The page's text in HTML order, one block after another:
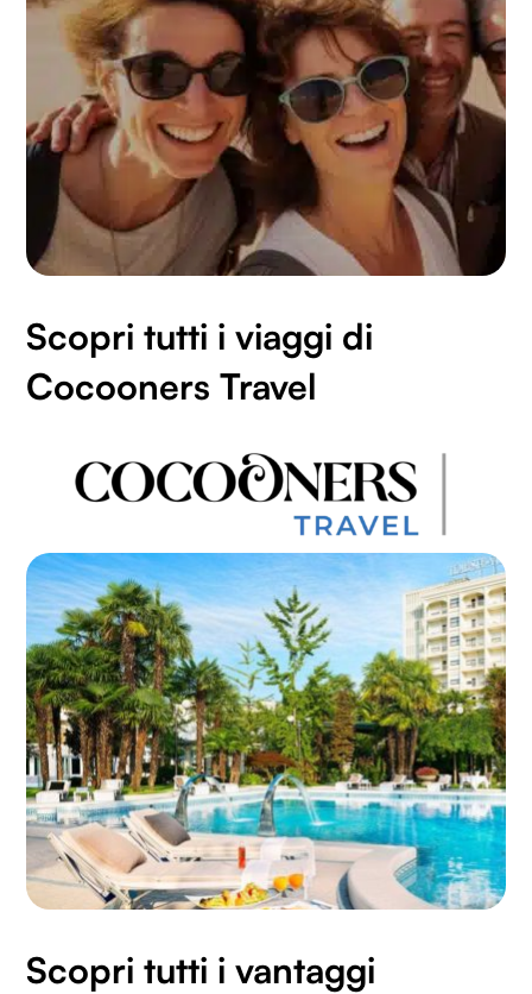
Scopri tutti i viaggi di
Cocooners Travel
Scopri tutti i vantaggi